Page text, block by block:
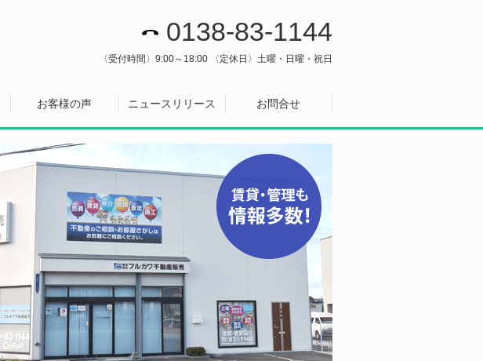
0138-83-1144
〈受付時間〉9:00～18:00 〈定休日〉土曜・日曜・祝日
お客様の声 ニュースリリース お問合せ